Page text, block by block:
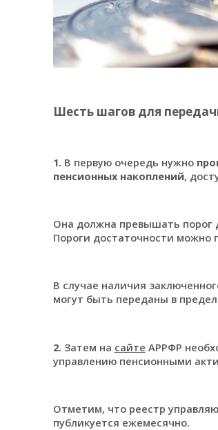
Шесть шагов для
1. В первую очередь нужно
пенсионных накоплений,
Она должна превышать порог
Пороги достаточности можно
В случае наличия
могут быть переданы в
2. Затем на сайте АРРФР
управлению пенсионными
Отметим, что реестр
публикуется ежемесячно.